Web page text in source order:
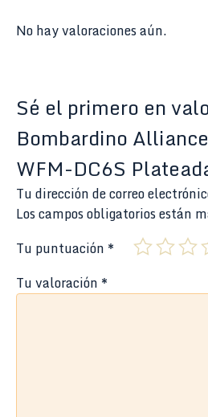
No hay valoraciones aún.
Sé el primero en
Bombardino
WFM-DC6S
Tu dirección de correo
Los campos obligatorios están
Tu puntuación *
Tu valoración *